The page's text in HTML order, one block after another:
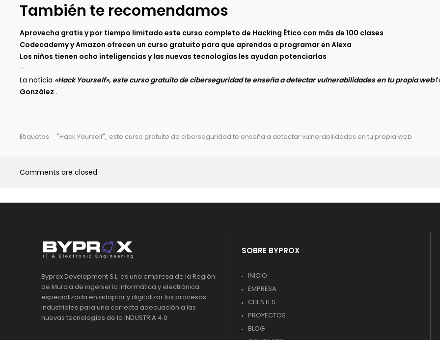
También te recomendamos
Aprovecha gratis y por tiempo limitado este curso completo de Hacking Ético con más de 100 clases
Codecademy y Amazon ofrecen un curso gratuito para que aprendas a programar en Alexa
Los niños tienen ocho inteligencias y las nuevas tecnologías les ayudan potenciarlas
–
La noticia «Hack Yourself», este curso gratuito de ciberseguridad te enseña a detectar vulnerabilidades en tu propia web
González .
Etiquetas: "Hack Yourself", este curso gratuito de ciberseguridad te enseña a detectar vulnerabilidades en tu propia web
Comments are closed.
Byprox Development S.L. es una empresa de la Región
de Murcia de ingeniería informática y electrónica
especializada en adaptar y digitalizar los procesos
industriales para una correcta adecuación a las
nuevas tecnologías de la INDUSTRIA 4.0
SOBRE BYPROX
INICIO
EMPRESA
CLIENTES
PROYECTOS
BLOG